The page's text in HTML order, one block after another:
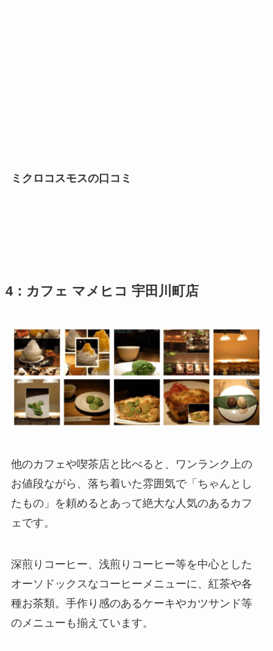
ミクロコスモスの口コミ
4：カフェ マメヒコ 宇田川町店
他のカフェや喫茶店と比べると、ワンランク上の
お値段ながら、落ち着いた雰囲気で「ちゃんとし
たもの」を頼めるとあって絶大な人気のあるカフ
ェです。
深煎りコーヒー、浅煎りコーヒー等を中心とした
オーソドックスなコーヒーメニューに、紅茶や各
種お茶類。手作り感のあるケーキやカツサンド等
のメニューも揃えています。